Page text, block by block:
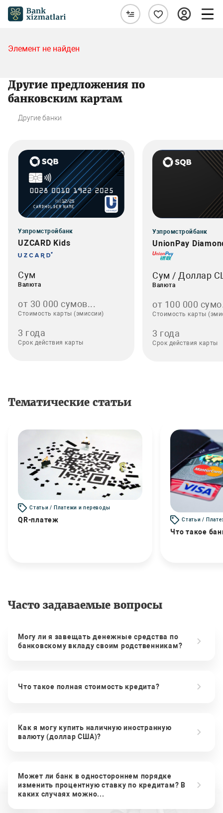
Элемент не найден
Другие предложения по
банковским картам
Другие банки
Узпромстройбанк
UZCARD Kids
Сум
Валюта
от 30 000 сумов...
Стоимость карты (эмиссии)
3 года
Срок действия карты
Узпромстройбанк
UnionPay
Сум / Доллар
Валюта
от 100 000
Стоимость карты
3 года
Срок действия карты
Тематические статьи
Статьи / Платежи и переводы
QR-платеж Статьи /
Что такое
Часто задаваемые вопросы
Могу ли я завещать денежные средства по
банковскому вкладу своим родственникам?
Что такое полная стоимость кредита?
Как я могу купить наличную иностранную
валюту (доллар США)?
Может ли банк в одностороннем порядке
изменить процентную ставку по кредитам? В
каких случаях можно...